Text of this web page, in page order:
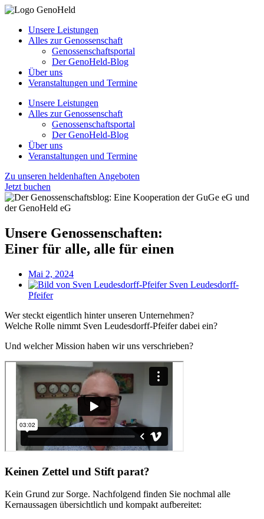
Unsere Leistungen
Alles zur Genossenschaft
Genossenschaftsportal
Der GenoHeld-Blog
Über uns
Veranstaltungen und Termine
Unsere Leistungen
Alles zur Genossenschaft
Genossenschaftsportal
Der GenoHeld-Blog
Über uns
Veranstaltungen und Termine
Zu unseren heldenhaften Angeboten
Jetzt buchen
Unsere Genossenschaften:
Einer für alle, alle für einen
Mai 2, 2024
Sven Leudesdorff-
Pfeifer
Wer steckt eigentlich hinter unseren Unternehmen?
Welche Rolle nimmt Sven Leudesdorff-Pfeifer dabei ein?
Und welcher Mission haben wir uns verschrieben?
Keinen Zettel und Stift parat?
Kein Grund zur Sorge. Nachfolgend finden Sie nochmal alle
Kernaussagen übersichtlich und kompakt aufbereitet: